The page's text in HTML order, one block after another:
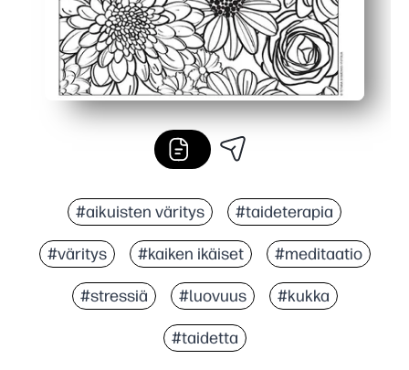
#aikuisten väritys #taideterapia
#väritys #kaiken ikäiset #meditaatio
#stressiä #luovuus #kukka
#taidetta